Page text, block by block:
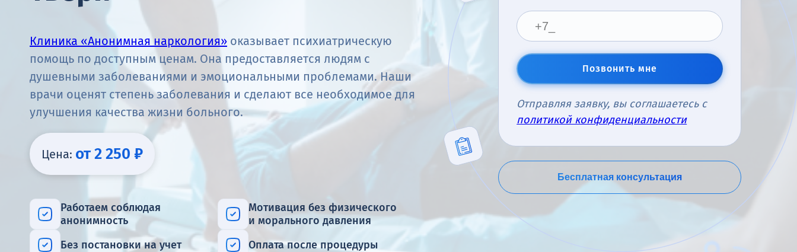
Клиника «Анонимная наркология» оказывает психиатрическую
помощь по доступным ценам. Она предоставляется людям с
душевными заболеваниями и эмоциональными проблемами. Наши
врачи оценят степень заболевания и сделают все необходимое для
улучшения качества жизни больного.
Цена: от 2 250 ₽
Работаем соблюдая
анонимность
Мотивация без физического
и морального давления
Без постановки на учет
Оплата после процедуры
Позвонить мне
Отправляя заявку, вы соглашаетесь с
политикой конфиденциальности
Бесплатная консультация